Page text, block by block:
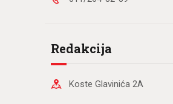
Redakcija
Koste Glavinića 2A